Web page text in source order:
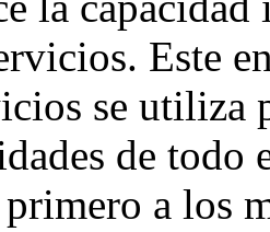
Este
se utiliza
de todo
a los